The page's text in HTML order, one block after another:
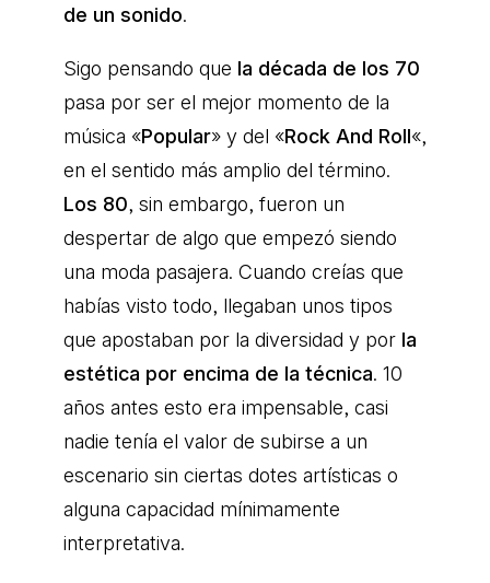
de un sonido.
Sigo pensando que la década de los 70
pasa por ser el mejor momento de la
música «Popular» y del «Rock And Roll«,
en el sentido más amplio del término.
Los 80, sin embargo, fueron un
despertar de algo que empezó siendo
una moda pasajera. Cuando creías que
habías visto todo, llegaban unos tipos
que apostaban por la diversidad y por la
estética por encima de la técnica. 10
años antes esto era impensable, casi
nadie tenía el valor de subirse a un
escenario sin ciertas dotes artísticas o
alguna capacidad mínimamente
interpretativa.